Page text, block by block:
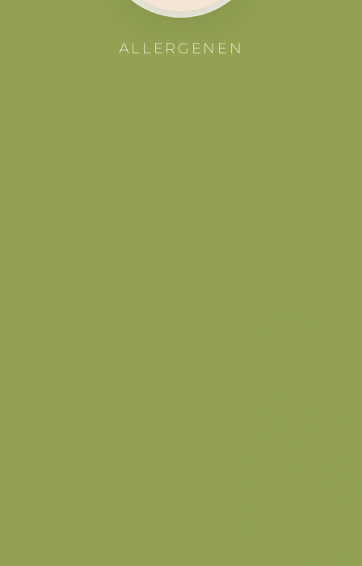
ALLERGENEN